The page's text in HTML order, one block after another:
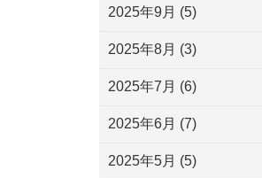
2025年9月 (5)
2025年8月 (3)
2025年7月 (6)
2025年6月 (7)
2025年5月 (5)